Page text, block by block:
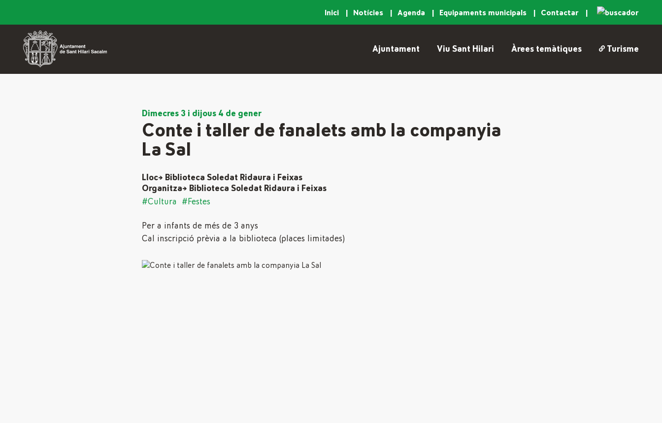
Inici Notícies Agenda Equipaments municipals Contactar
Ajuntament Viu Sant Hilari Àrees temàtiques Turisme
Dimecres 3 i dijous 4 de gener
Conte i taller de fanalets amb la companyia
La Sal
Lloc→ Biblioteca Soledat Ridaura i Feixas
Organitza→ Biblioteca Soledat Ridaura i Feixas
#Cultura
#Festes
Per a infants de més de 3 anys
Cal inscripció prèvia a la biblioteca (places limitades)